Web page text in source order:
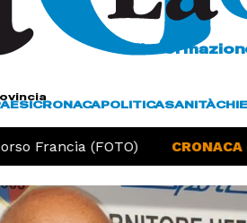
CRONACAPOLITICASANITÀ
Francia (FOTO) CRONACA -